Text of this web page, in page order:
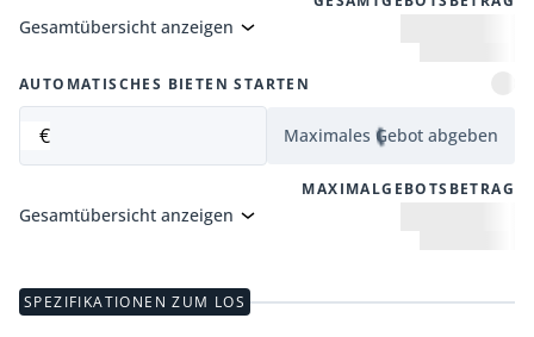
Gesamtübersicht anzeigen
AUTOMATISCHES BIETEN STARTEN
€ Maximales Gebot abgeben
MAXIMALGEBOTSBETRAG
Gesamtübersicht anzeigen
SPEZIFIKATIONEN ZUM LOS